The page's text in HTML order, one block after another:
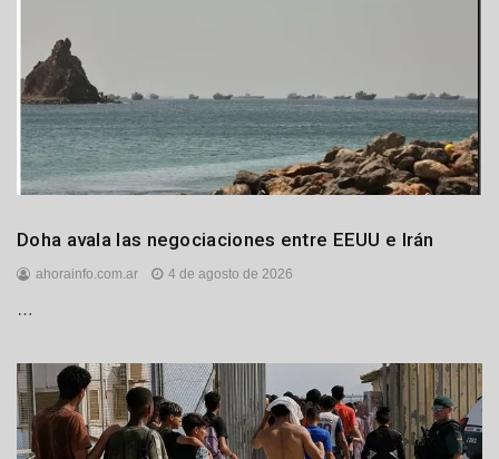
Internacionales
Doha avala las negociaciones entre EEUU e Irán
ahorainfo.com.ar 4 de agosto de 2026
…